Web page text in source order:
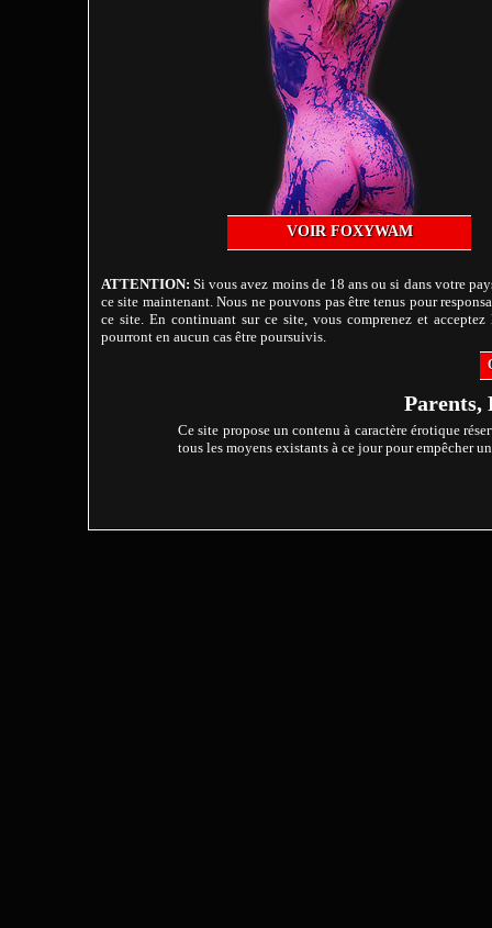
VOIR FOXYWAM
ATTENTION: Si vous avez moins de 18 ans ou si dans votre
ce site maintenant. Nous ne pouvons pas être tenus pour
ce site. En continuant sur ce site, vous comprenez et
pourront en aucun cas être poursuivis.
Parents,
Ce site propose un contenu à caractère érotique
tous les moyens existants à ce jour pour empêcher